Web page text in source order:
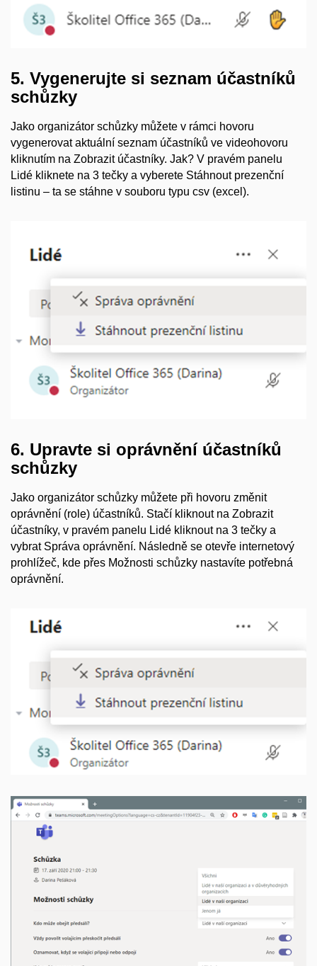
5. Vygenerujte si seznam účastníků
schůzky
Jako organizátor schůzky můžete v rámci hovoru
vygenerovat aktuální seznam účastníků ve videohovoru
kliknutím na Zobrazit účastníky. Jak? V pravém panelu
Lidé kliknete na 3 tečky a vyberete Stáhnout prezenční
listinu – ta se stáhne v souboru typu csv (excel).
6. Upravte si oprávnění účastníků
schůzky
Jako organizátor schůzky můžete při hovoru změnit
oprávnění (role) účastníků. Stačí kliknout na Zobrazit
účastníky, v pravém panelu Lidé kliknout na 3 tečky a
vybrat Správa oprávnění. Následně se otevře internetový
prohlížeč, kde přes Možnosti schůzky nastavíte potřebná
oprávnění.